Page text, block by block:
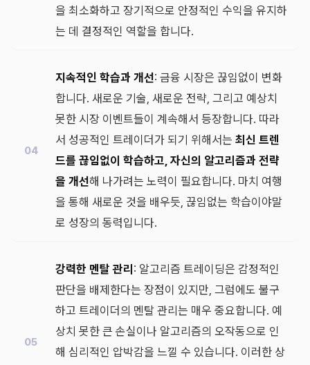
을 최소화하고 장기적으로 안정적인 수익을 유지하
는 데 결정적인 역할을 합니다.
지속적인 학습과 개선: 금융 시장은 끊임없이 변화
합니다. 새로운 기술, 새로운 전략, 그리고 예상치
못한 시장 이벤트들이 계속해서 등장합니다. 따라
서 성공적인 트레이더가 되기 위해서는 최신 트렌
드를 끊임없이 학습하고, 자신의 알고리즘과 전략
을 개선해 나가려는 노력이 필요합니다. 마치 여행
을 통해 새로운 것을 배우듯, 끊임없는 학습이야말
로 성장의 동력입니다.
강력한 멘탈 관리 : 알고리즘 트레이딩은 감정적인
판단을 배제한다는 장점이 있지만, 그럼에도 불구
하고 트레이더의 멘탈 관리는 매우 중요합니다. 예
상치 못한 큰 손실이나 알고리즘의 오작동으로 인
해 심리적인 압박감을 느낄 수 있습니다. 이러한 상